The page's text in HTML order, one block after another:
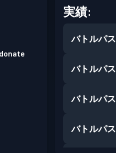
実績:
バトルパス
バトルパス
バトルパス
バトルパス